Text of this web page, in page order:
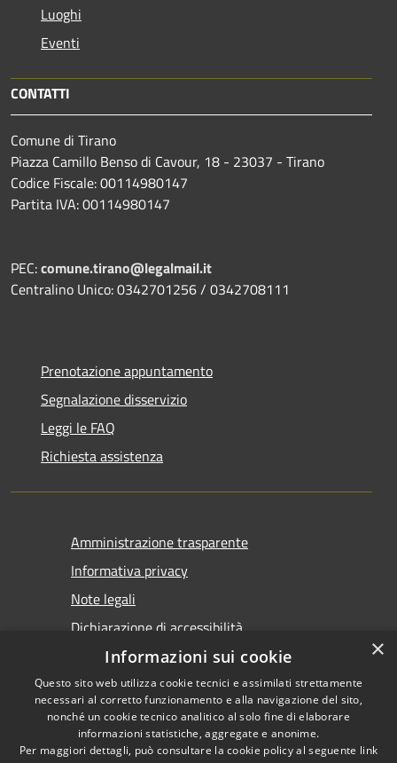
Luoghi
Eventi
CONTATTI
Comune di Tirano
Piazza Camillo Benso di Cavour, 18 - 23037 - Tirano
Codice Fiscale: 00114980147
Partita IVA: 00114980147
PEC:comune.tirano@legalmail.it
Centralino Unico: 0342701256 / 0342708111
Prenotazione appuntamento
Segnalazione disservizio
Leggi le FAQ
Richiesta assistenza
Amministrazione trasparente
Informativa privacy
Note legali
Dichiarazione di accessibilità
Copyright © 2026 • Comune di
×
Informazioni sui cookie
Questo sito web utilizza cookie tecnici e assimilati strettamente
necessari al corretto funzionamento e alla navigazione del sito,
nonché un cookie tecnico analitico al solo fine di elaborare
informazioni statistiche, aggregate e anonime.
Per maggiori dettagli, può consultare la cookie policy al seguente link